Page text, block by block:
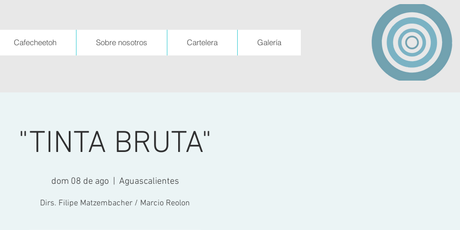
Cafecheetoh Sobre nosotros Cartelera Galería
"TINTA BRUTA"
dom 08 de ago Aguascalientes
Dirs. Filipe Matzembacher / Marcio Reolon